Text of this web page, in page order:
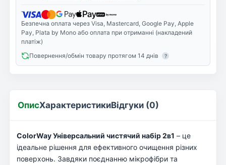
Безпечна оплата через Visa, Mastercard, Google Pay, Apple
Pay, Plata by Mono або оплата при отриманні (накладений
платіж)
Повернення/обмін товару протягом 14 днів
?
ОписХарактеристикиВідгуки (0)
ColorWay Універсальний чистячий набір 2в1 – це
ідеальне рішення для ефективного очищення різних
поверхонь. Завдяки поєднанню мікрофібри та